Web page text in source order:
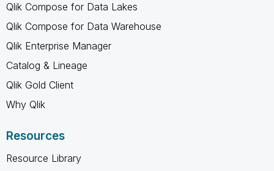
Qlik Compose for Data Lakes
Qlik Compose for Data Warehouse
Qlik Enterprise Manager
Catalog & Lineage
Qlik Gold Client
Why Qlik
Resources
Resource Library